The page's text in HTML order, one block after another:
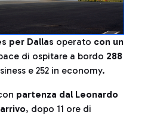
per Dallas operato con un
di ospitare a bordo 288
e 252 in economy.
partenza dal Leonardo
, dopo 11 ore di